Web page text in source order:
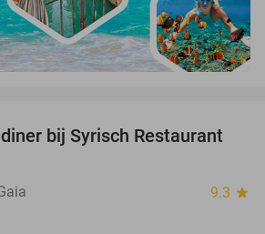
32%
bij Syrisch Restaurant
9.3 star